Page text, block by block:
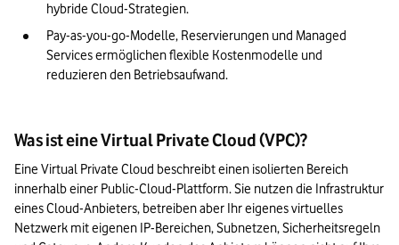
hybride Cloud-Strategien.
Pay-as-you-go-Modelle, Reservierungen und Managed
Services ermöglichen flexible Kostenmodelle und
reduzieren den Betriebsaufwand.
Was ist eine Virtual Private Cloud (VPC)?
Eine Virtual Private Cloud beschreibt einen isolierten Bereich
innerhalb einer Public-Cloud-Plattform. Sie nutzen die Infrastruktur
eines Cloud-Anbieters, betreiben aber Ihr eigenes virtuelles
Netzwerk mit eigenen IP-Bereichen, Subnetzen, Sicherheitsregeln